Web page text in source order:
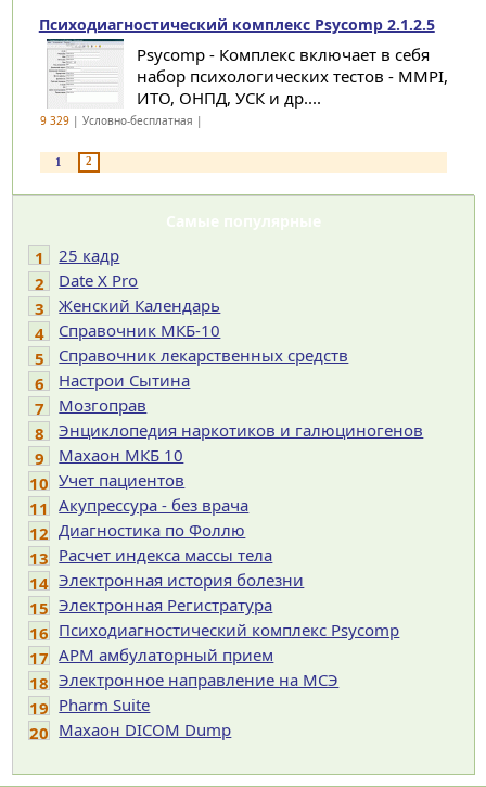
Психодиагностический комплекс Psycomp 2.1.2.5
Psycomp - Комплекс включает в себя
набор психологических тестов - MMPI,
ИТО, ОНПД, УСК и др....
9 329| Условно-бесплатная |
1 2
Самые популярные
1
25 кадр
2
Date X Pro
3
Женский Календарь
4
Справочник МКБ-10
5
Справочник лекарственных средств
6
Настрои Сытина
7
Мозгоправ
8
Энциклопедия наркотиков и галюциногенов
9
Махаон МКБ 10
10 Учет пациентов
11 Акупрессура - без врача
12 Диагностика по Фоллю
13 Расчет индекса массы тела
14 Электронная история болезни
15 Электронная Регистратура
16 Психодиагностический комплекс Psycomp
17 АРМ амбулаторный прием
18 Электронное направление на МСЭ
19 Pharm Suite
20 Махаон DICOM Dump